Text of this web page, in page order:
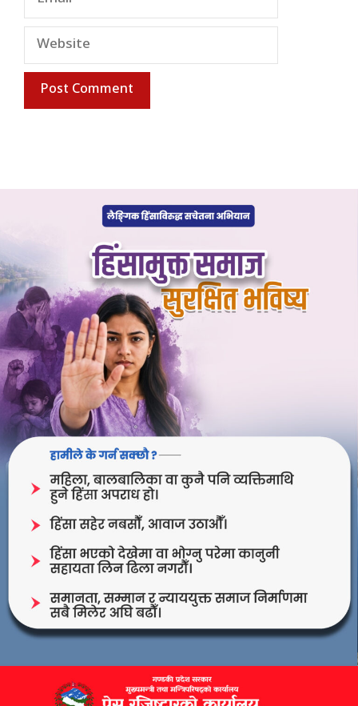
Website